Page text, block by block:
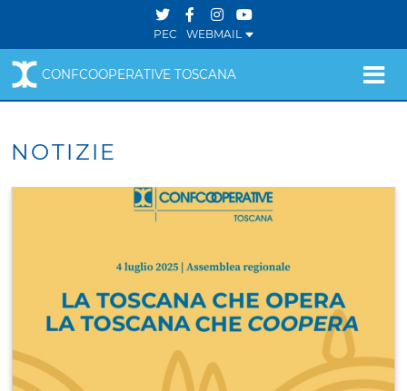
PEC WEBMAIL
CONFCOOPERATIVE TOSCANA
NOTIZIE